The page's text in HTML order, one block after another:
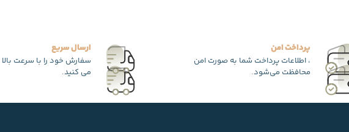
پرداخت امن
، اطلاعات پرداخت شما به صورت امن
محافظت می‌شود.
ارسال سریع
سفارش خود را با سرعت
می کنید.